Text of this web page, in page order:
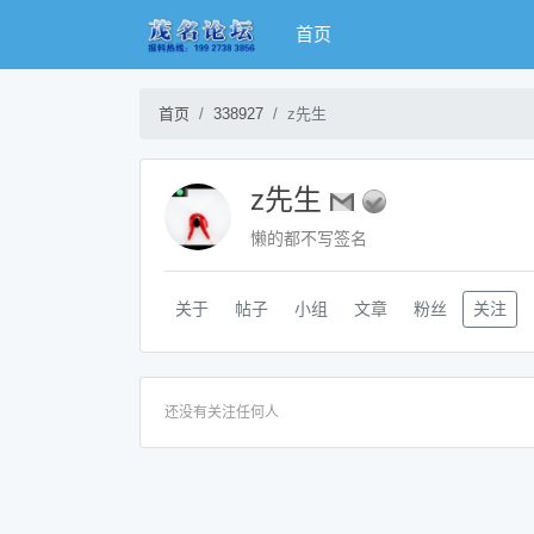
首页
首页 338927 z先生
z先生
懒的都不写签名
关于 帖子 小组 文章 粉丝 关注
还没有关注任何人